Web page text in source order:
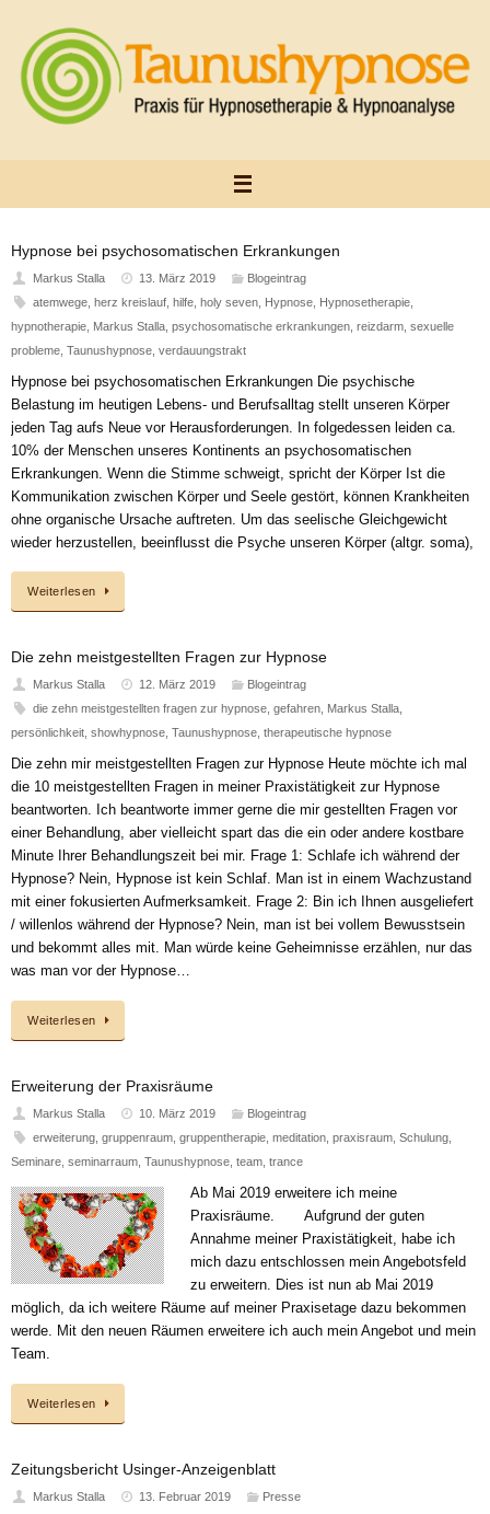
springen
Hypnose bei psychosomatischen Erkrankungen
Markus Stalla 13. März 2019
Blogeintrag
atemwege, herz kreislauf, hilfe, holy seven, Hypnose, Hypnosetherapie,
hypnotherapie Markus Stalla psychosomatische erkrankungen reizdarm sexuelle
probleme Taunushypnose verdauungstrakt
Hypnose bei psychosomatischen Erkrankungen Die psychische
Belastung im heutigen Lebens- und Berufsalltag stellt unseren Körper
jeden Tag aufs Neue vor Herausforderungen. In folgedessen leiden ca.
10% der Menschen unseres Kontinents an psychosomatischen
Erkrankungen. Wenn die Stimme schweigt, spricht der Körper Ist die
Kommunikation zwischen Körper und Seele gestört, können Krankheiten
ohne organische Ursache auftreten. Um das seelische Gleichgewicht
wieder herzustellen, beeinflusst die Psyche unseren Körper (altgr. soma),
Weiterlesen
Die zehn meistgestellten Fragen zur Hypnose
Markus Stalla 12. März 2019
Blogeintrag
die zehn meistgestellten fragen zur hypnose, gefahren, Markus Stalla,
persönlichkeit, showhypnose, Taunushypnose, therapeutische hypnose
Die zehn mir meistgestellten Fragen zur Hypnose Heute möchte ich mal
die 10 meistgestellten Fragen in meiner Praxistätigkeit zur Hypnose
beantworten. Ich beantworte immer gerne die mir gestellten Fragen vor
einer Behandlung, aber vielleicht spart das die ein oder andere kostbare
Minute Ihrer Behandlungszeit bei mir. Frage 1: Schlafe ich während der
Hypnose? Nein, Hypnose ist kein Schlaf. Man ist in einem Wachzustand
mit einer fokusierten Aufmerksamkeit. Frage 2: Bin ich Ihnen ausgeliefert
/ willenlos während der Hypnose? Nein, man ist bei vollem Bewusstsein
und bekommt alles mit. Man würde keine Geheimnisse erzählen, nur das
was man vor der Hypnose…
Weiterlesen
Erweiterung der Praxisräume
Markus Stalla 10. März 2019
Blogeintrag
erweiterung, gruppenraum, gruppentherapie, meditation, praxisraum, Schulung,
Seminare seminarraum Taunushypnose team trance
Ab Mai 2019 erweitere ich meine
Praxisräume. Aufgrund der guten
Annahme meiner Praxistätigkeit, habe ich
mich dazu entschlossen mein Angebotsfeld
zu erweitern. Dies ist nun ab Mai 2019
möglich, da ich weitere Räume auf meiner Praxisetage dazu bekommen
werde. Mit den neuen Räumen erweitere ich auch mein Angebot und mein
Team.
Weiterlesen
Zeitungsbericht Usinger-Anzeigenblatt
Markus Stalla 13. Februar 2019
Presse